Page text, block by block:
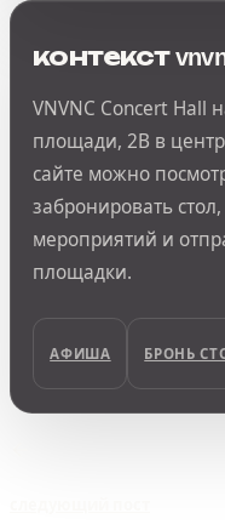
контекст
VNVNC Concert Hall
площади, 2В в
сайте можно
забронировать
мероприятий и
площадки.
АФИША БРОНЬ